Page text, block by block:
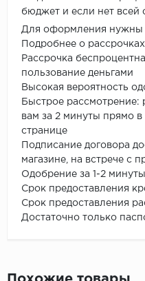
бюджет и если нет всей
Для оформления нужны
Подробнее о
Рассрочка
пользование деньгами
Высокая вероятность
Быстрое рассмотрение:
вам за 2 минуты прямо
странице
Подписание договора
магазине, на встрече с
Одобрение за 1-2 минуты
Срок предоставления
Срок предоставления
Достаточно только